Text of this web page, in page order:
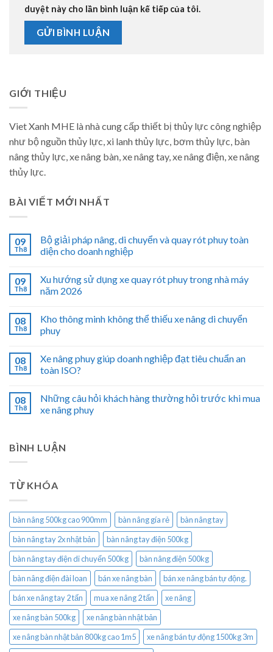
duyệt này cho lần bình luận kế tiếp của tôi.
GIỚI THIỆU
Viet Xanh MHE là nhà cung cấp thiết bị thủy lực công nghiệp
như bộ nguồn thủy lực, xi lanh thủy lực, bơm thủy lực, bàn
nâng thủy lực, xe nâng bàn, xe nâng tay, xe nâng điện, xe nâng
thủy lực.
BÀI VIẾT MỚI NHẤT
09
Th8
Bộ giải pháp nâng, di chuyển và quay rót phuy toàn
diện cho doanh nghiệp
09
Th8
Xu hướng sử dụng xe quay rót phuy trong nhà máy
năm 2026
08
Th8
Kho thông minh không thể thiếu xe nâng di chuyển
phuy
08
Th8
Xe nâng phuy giúp doanh nghiệp đạt tiêu chuẩn an
toàn ISO?
08
Th8
Những câu hỏi khách hàng thường hỏi trước khi mua
xe nâng phuy
BÌNH LUẬN
TỪ KHÓA
bàn nâng 500kg cao 900mm bàn nâng gía rẻ
bàn nâng tay
bàn nâng tay 2x nhật bản
bàn nâng tay điện 500kg
bàn nâng tay điện di chuyển 500kg
bàn nâng điện 500kg
bàn nâng điện đài loan
bán xe nâng bàn
bán xe nâng bán tự động.
bán xe nâng tay 2 tấn
mua xe nâng 2 tấn
xe nâng
xe nâng bàn 500kg
xe nâng bàn nhật bản
xe nâng bàn nhật bản 800kg cao 1m5
xe nâng bán tự động 1500kg 3m